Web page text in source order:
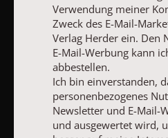
Ich bin einverstanden, dass
Nutzungsverhalten in Newsletter
und ausgewertet wird, um die
Interessen auszurichten. Über
Mail kann ich diese
Weiterführende
Verwendung meiner
Zweck des E-Mail-
Verlag Herder ein. Den
E-Mail-Werbung kann
abbestellen.
Ich bin einverstanden,
personenbezogenes
Newsletter und E-Mail-
und ausgewertet wird,